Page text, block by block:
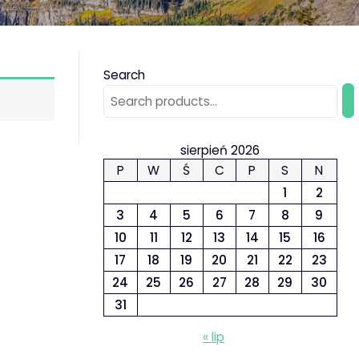
Search
sierpień 2026
P
W Ś C P S
N
1
2
3
4 5 6 7 8
9
10
11 12 13 14 15
16
17
18 19 20 21 22
23
24
25 26 27 28 29
30
31
« lip